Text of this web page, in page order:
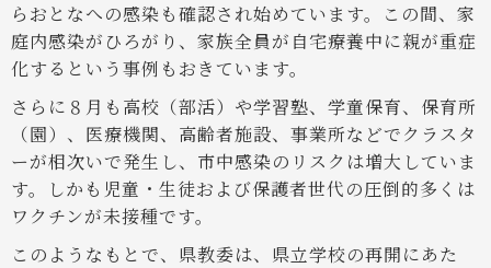
らおとなへの感染も確認され始めています。この間、家
庭内感染がひろがり、家族全員が自宅療養中に親が重症
化するという事例もおきています。
さらに８月も高校（部活）や学習塾、学童保育、保育所
（園）、医療機関、高齢者施設、事業所などでクラスタ
ーが相次いで発生し、市中感染のリスクは増大していま
す。しかも児童・生徒および保護者世代の圧倒的多くは
ワクチンが未接種です。
このようなもとで、県教委は、県立学校の再開にあた